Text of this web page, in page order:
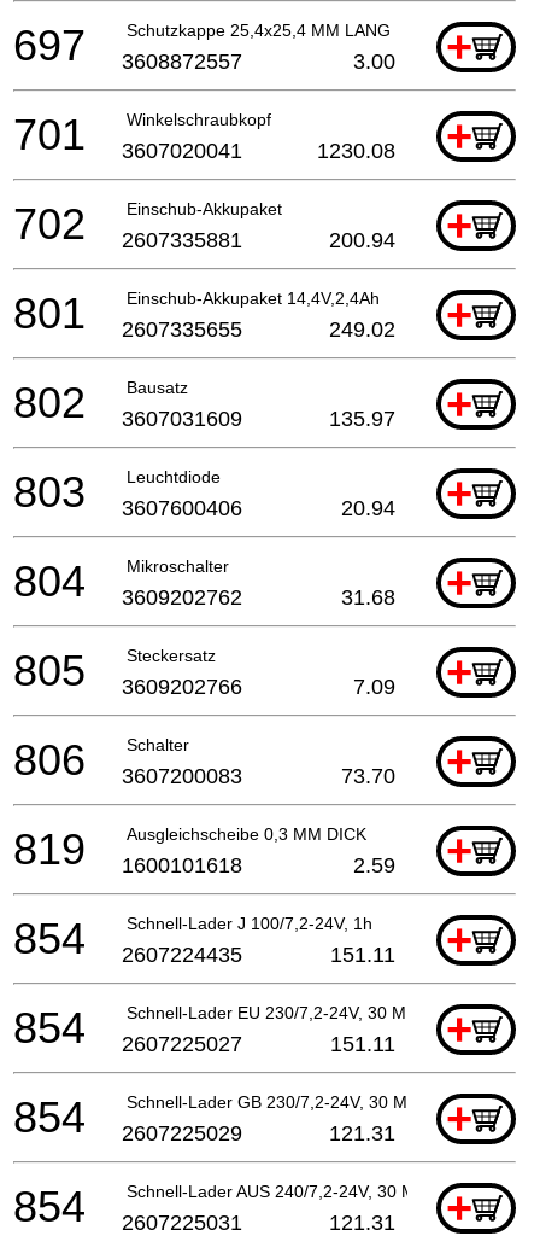
Schutzkappe 25,4x25,4 MM LANG +
697 3608872557 3.00
Winkelschraubkopf +
701 3607020041 1230.08
Einschub-Akkupaket +
702 2607335881 200.94
Einschub-Akkupaket 14,4V,2,4Ah +
801 2607335655 249.02
Bausatz +
802 3607031609 135.97
Leuchtdiode +
803 3607600406 20.94
Mikroschalter +
804 3609202762 31.68
Steckersatz +
805 3609202766 7.09
Schalter +
806 3607200083 73.70
Ausgleichscheibe 0,3 MM DICK +
819 1600101618 2.59
Schnell-Lader J 100/7,2-24V, 1h +
854 2607224435 151.11
Schnell-Lader EU 230/7,2-24V, 30 MIN. +
854 2607225027 151.11
Schnell-Lader GB 230/7,2-24V, 30 MIN. +
854 2607225029 121.31
Schnell-Lader AUS 240/7,2-24V, 30 MIN. +
854 2607225031 121.31